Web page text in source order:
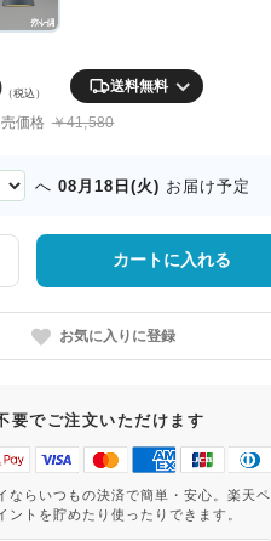
（税込） 送料無料
価格 ￥41,580
へ 08月18日(火) お届け予定
カートに入れる
お気に入りに登録
要でご注文いただけます
ならいつもの決済で簡単・安心。楽天ペ
ントを貯めたり使ったりできます。